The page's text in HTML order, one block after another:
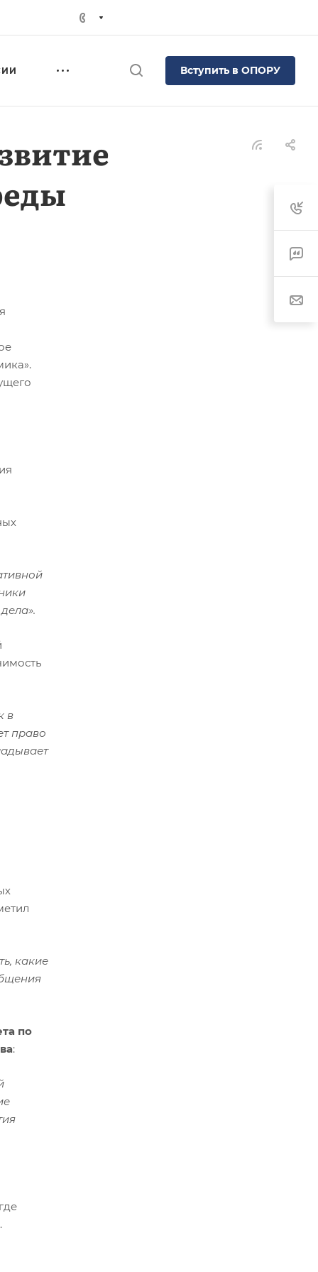
Вступить в ОПОРУ
в
право
какие
по
: